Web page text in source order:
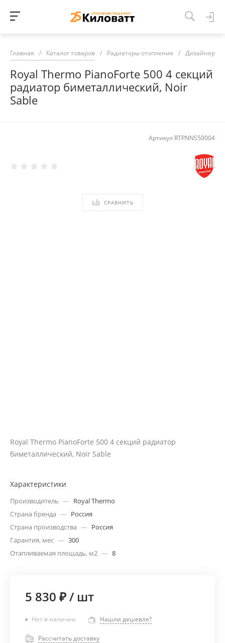
Главная / Каталог товаров / Радиаторы отопления /
Royal Thermo PianoForte 500 4 секций
радиатор биметаллический, Noir
Sable
Артикул RTPNNS50004
СРАВНИТЬ
Royal Thermo PianoForte 500 4 секций радиатор
биметаллический, Noir Sable
Характеристики
Производитель — Royal Thermo
Страна бренда — Россия
Страна производства — Россия
Гарантия, мес — 300
Отапливаемая площадь, м2 — 8
5 830 ₽/ шт
Нет в наличии Нашли дешевле?
Рассчитать доставку